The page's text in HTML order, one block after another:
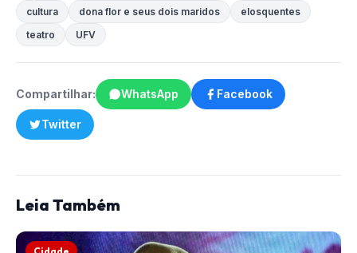
cultura dona flor e seus dois maridos
elosquentes
teatro
UFV
Compartilhar: WhatsApp Facebook
Twitter
Leia Também